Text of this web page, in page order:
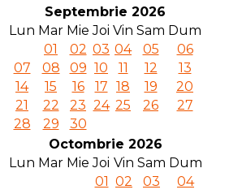
Septembrie 2026
Lun Mar Mie Joi Vin Sam Dum
01
02 03 04 05
06
07
08 09 10 11 12
13
14
15 16 17 18 19
20
21
22 23 24 25 26
27
28
29
30
Octombrie 2026
Lun Mar Mie Joi Vin Sam Dum
01 02 03
04